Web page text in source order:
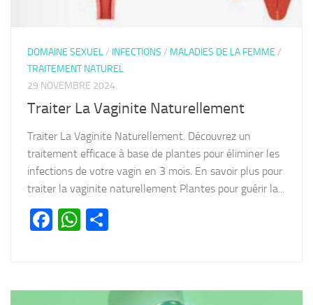
DOMAINE SEXUEL/ INFECTIONS / MALADIES DE LA FEMME /
TRAITEMENT NATUREL
29 NOVEMBRE 2024
Traiter La Vaginite Naturellement
Traiter La Vaginite Naturellement. Découvrez un
traitement efficace à base de plantes pour éliminer les
infections de votre vagin en 3 mois. En savoir plus pour
traiter la vaginite naturellement Plantes pour guérir la...
Facebook
WhatsApp